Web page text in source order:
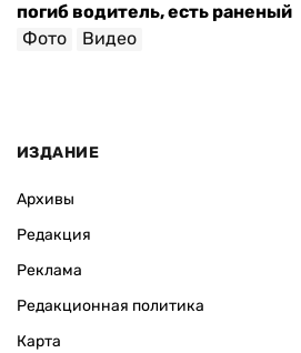
погиб водитель, есть раненый
Фото
Видео
ИЗДАНИЕ
Архивы
Редакция
Реклама
Редакционная политика
Карта